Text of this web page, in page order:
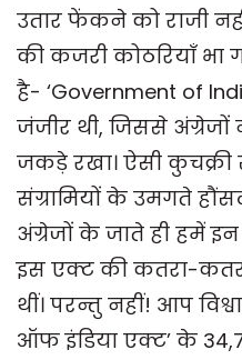
उतार फेंकने को राजी
की कजरी कोठरियाँ भा
है- ‘Government of
जंजीर थी, जिससे
जकड़े रखा। ऐसी
संग्रामियों के उमगते
अंग्रेजों के जाते ही हमें
इस एक्ट की कतरा-
थीं। परन्तु नहीं! आप
ऑफ इंडिया एक्ट’ के